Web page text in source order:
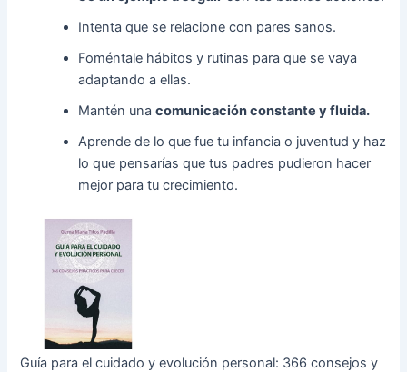
Intenta que se relacione con pares sanos.
Foméntale hábitos y rutinas para que se vaya
adaptando a ellas.
Mantén unacomunicación constante y fluida.
Aprende de lo que fue tu infancia o juventud y haz
lo que pensarías que tus padres pudieron hacer
mejor para tu crecimiento.
Guía para el cuidado y evolución personal: 366 consejos y